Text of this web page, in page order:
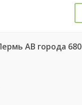
АВ города 680